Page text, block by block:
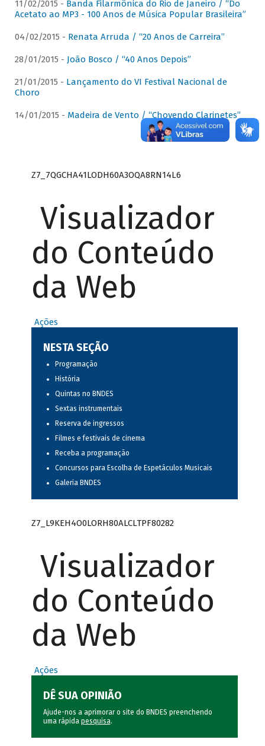
11/02/2015 - Banda Filarmônica do Rio de Janeiro / “Do
Acetato ao MP3 - 100 Anos de Música Popular Brasileira”
04/02/2015 - Renata Arruda / “20 Anos de Carreira”
28/01/2015 - João Bosco / “40 Anos Depois”
21/01/2015 - Lançamento do VI Festival Nacional de
Choro
14/01/2015 - Madeira de Vento / “Chovendo Clarinetes”
Z7_7QGCHA41LODH60A3OQA8RN14L6
Visualizador
do Conteúdo
da Web
Ações
NESTA SEÇÃO
Programação
História
Quintas no BNDES
Sextas instrumentais
Reserva de ingressos
Filmes e festivais de cinema
Receba a programação
Concursos para Escolha de Espetáculos Musicais
Galeria BNDES
Z7_L9KEH4O0LORH80ALCLTPF80282
Visualizador
do Conteúdo
da Web
Ações
DÊ SUA OPINIÃO
Ajude-nos a aprimorar o site do BNDES preenchendo
uma rápida pesquisa.